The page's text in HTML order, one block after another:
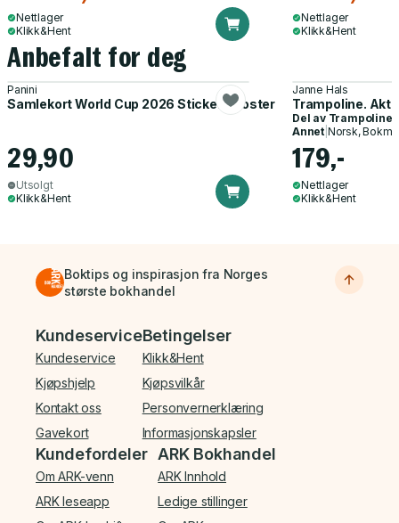
Nettlager
Klikk&Hent
Nettlager
Klikk&Hent
Anbefalt for deg
Panini
Samlekort World Cup 2026 Sticker Booster
29,90
Utsolgt
Klikk&Hent
Janne Hals
Trampoline.
Del av Trampoline
Annet| Norsk,
179,-
Nettlager
Klikk&Hent
Boktips og inspirasjon fra Norges
største bokhandel
Bunnmeny
Kundeservice
Kundeservice
Kjøpshjelp
Kontakt oss
Gavekort
Betingelser
Klikk&Hent
Kjøpsvilkår
Personvernerklæring
Informasjonskapsler
Kundefordeler
Om ARK-venn
ARK leseapp
ARK Bokhandel
ARK Innhold
Ledige stillinger